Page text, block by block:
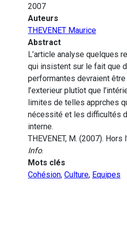
2007
Auteurs
THEVENET Maurice
Abstract
L’article analyse quelques
qui insistent sur le fait que
performantes devraient
l’exterieur plutîot que
limites de telles apprches
nécessité et les difficultés
interne.
THEVENET, M. (2007). Hors
Info.
Mots clés
Cohésion, Culture, Equipes